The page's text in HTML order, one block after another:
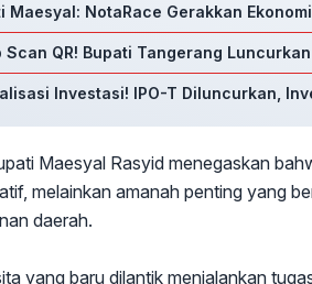
Maesyal: NotaRace Gerakkan
Scan QR! Bupati Tangerang
Investasi! IPO-T Diluncurkan,
Maesyal Rasyid menegaskan
melainkan amanah penting yang
daerah.
yang baru dilantik menjalankan